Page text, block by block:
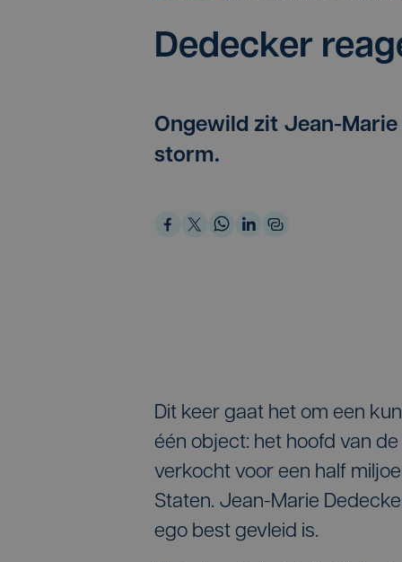
Dedec­ker
Ongewild zit Jean-
storm.
Dit keer gaat het om een
één object: het hoofd van
verkocht voor een half
Staten. Jean-Marie
ego best gevleid is.